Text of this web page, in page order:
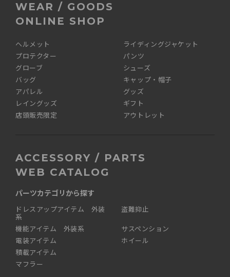
WEAR / GOODS
ONLINE SHOP
ヘルメット
ライディングジャケット
プロテクター
パンツ
グローブ
シューズ
バッグ
キャップ・帽子
アパレル
グッズ
レイングッズ
ギフト
店頭販売限定
アウトレット
ACCESSORY / PARTS
WEB CATALOG
パーツカテゴリから探す
ドレスアップアイテム 外装
系
機能アイテム 外装系
電装アイテム
積載アイテム
マフラー
盗難抑止
サスペンション
ホイール